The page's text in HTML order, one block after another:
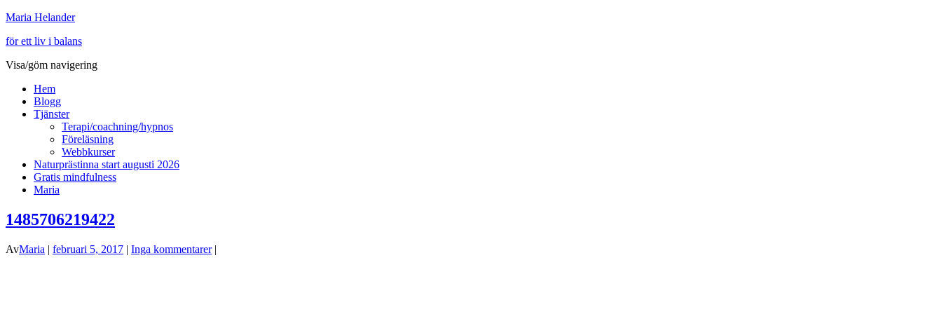
Maria Helander
för ett liv i balans
Visa/göm navigering
Hem
Blogg
Tjänster
Terapi/coachning/hypnos
Föreläsning
Webbkurser
Naturprästinna start augusti 2026
Gratis mindfulness
Maria
1485706219422
AvMaria | februari 5, 2017 | Inga kommentarer|